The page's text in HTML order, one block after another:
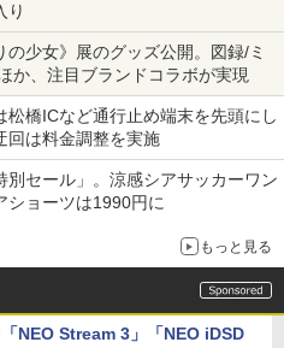
り
少女》展のグッズ公開。図録/ミ
か、注目ブランドコラボが実現
橋ICなど通行止め端末を先頭にし
回は料金調整を実施
セール」。涼感シアサッカーワン
ショーツは1990円に
もっと見る
NEO Stream 3」「NEO iDSD